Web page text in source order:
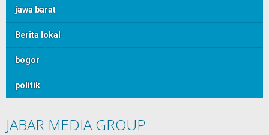
jawa barat
Berita lokal
bogor
politik
JABAR MEDIA GROUP